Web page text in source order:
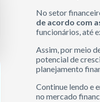
No setor
de acordo com
funcionários, até
Assim, por meio
potencial de
planejamento
Continue lendo e
no mercado